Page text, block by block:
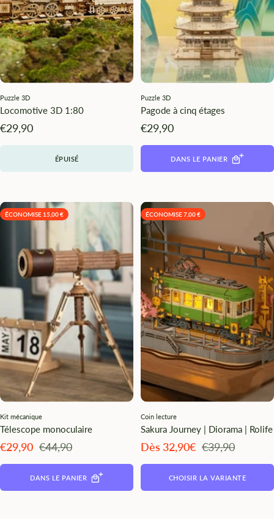
Puzzle 3D
Locomotive 3D 1:80
Angebotspreis
€29,90
ÉPUISÉ
Puzzle 3D
Pagode à cinq étages
Angebotspreis
€29,90
DANS LE PANIER
ÉCONOMISE 15,00 €
Kit mécanique
Télescope monoculaire
Angebotspreis
€29,90 Regulärer
€44,90
DANS LE PANIER
ÉCONOMISE 7,00 €
Coin lecture
Sakura Journey | Diorama | Rolife
Angebotspreis
Dès 32,90€ Regulärer
€39,90
CHOISIR LA VARIANTE